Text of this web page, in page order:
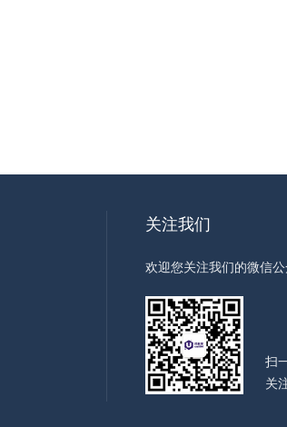
关注我们
欢迎您关注我们的微信
扫
关